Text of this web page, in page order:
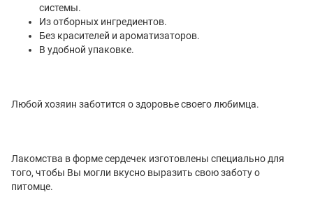
системы.
Из отборных ингредиентов.
Без красителей и ароматизаторов.
В удобной упаковке.
Любой хозяин заботится о здоровье своего любимца.
Лакомства в форме сердечек изготовлены специально для
того, чтобы Вы могли вкусно выразить свою заботу о
питомце.